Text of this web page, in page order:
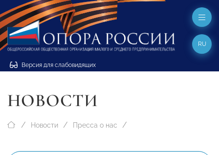
Версия для слабовидящих
RU
НОВОСТИ
Новости Пресса о нас